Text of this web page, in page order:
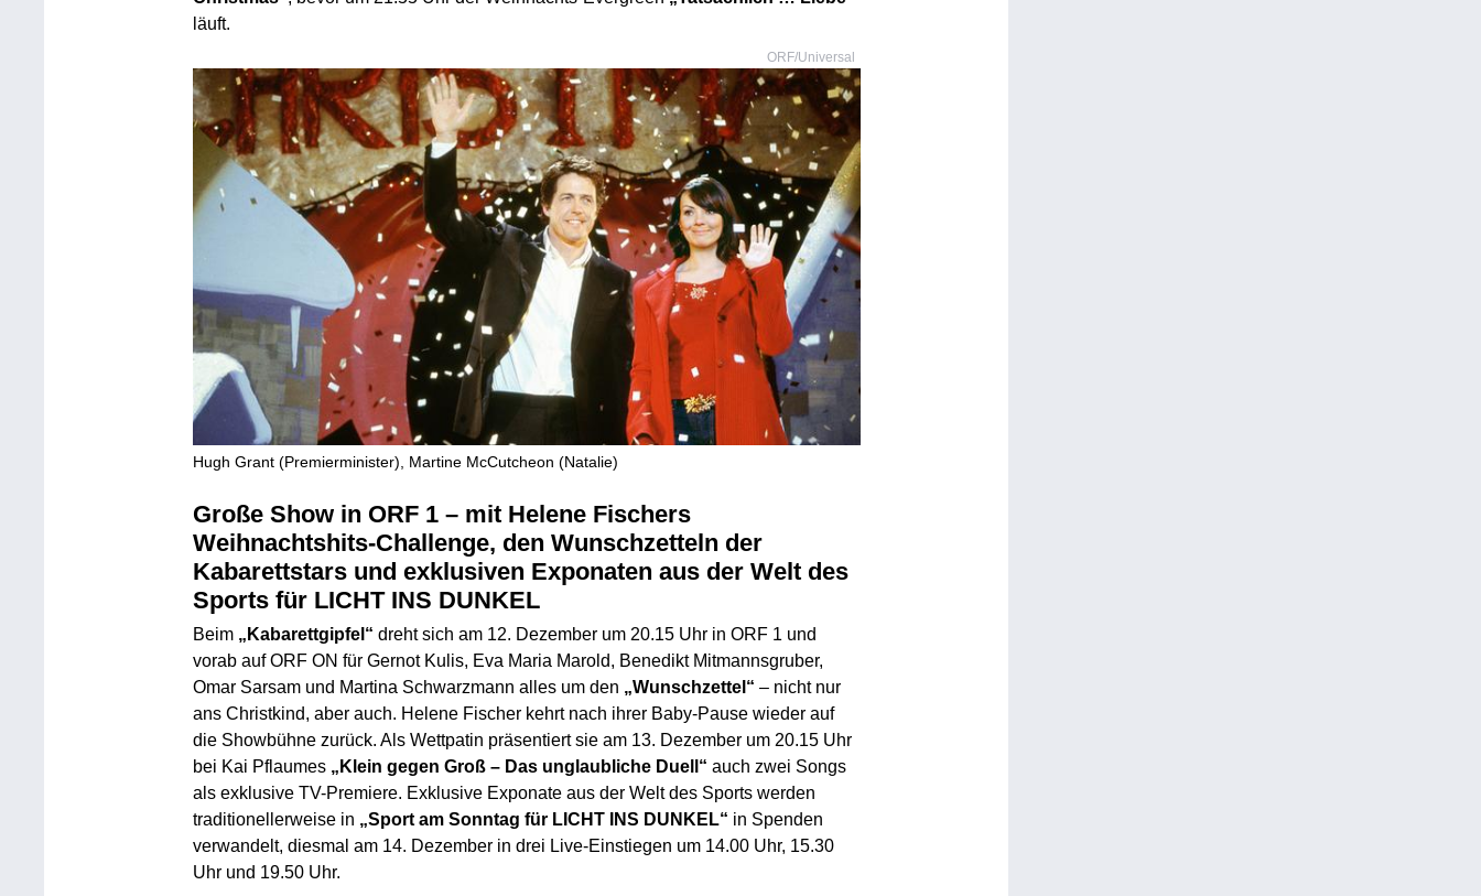
läuft.
ORF/Universal
Hugh Grant (Premierminister), Martine McCutcheon (Natalie)
Große Show in ORF 1 – mit Helene Fischers
Weihnachtshits-Challenge, den Wunschzetteln der
Kabarettstars und exklusiven Exponaten aus der Welt des
Sports für LICHT INS DUNKEL
Beim „Kabarettgipfel“ dreht sich am 12. Dezember um 20.15 Uhr in ORF 1 und
vorab auf ORF ON für Gernot Kulis, Eva Maria Marold, Benedikt Mitmannsgruber,
Omar Sarsam und Martina Schwarzmann alles um den „Wunschzettel“ – nicht nur
ans Christkind, aber auch. Helene Fischer kehrt nach ihrer Baby-Pause wieder auf
die Showbühne zurück. Als Wettpatin präsentiert sie am 13. Dezember um 20.15 Uhr
bei Kai Pflaumes„Klein gegen Groß – Das unglaubliche Duell“ auch zwei Songs
als exklusive TV-Premiere. Exklusive Exponate aus der Welt des Sports werden
traditionellerweise in „Sport am Sonntag für LICHT INS DUNKEL“ in Spenden
verwandelt, diesmal am 14. Dezember in drei Live-Einstiegen um 14.00 Uhr, 15.30
Uhr und 19.50 Uhr.